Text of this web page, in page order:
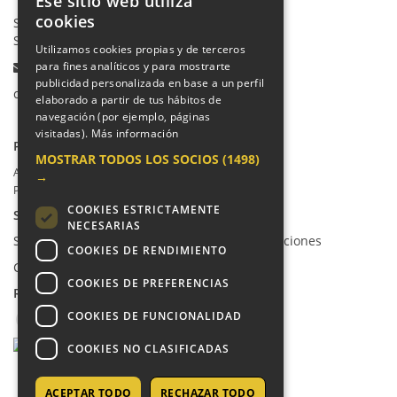
Secretaría Ppal:
Secretaría Infantil:
Email:
colegio@villalkor.com
PRIVACIDAD
Aviso legal / Política de privacidad
Política de cookies
SUGERENCIAS Y CANAL DE DENUNCIAS
Sugerencias, Quejas, Reclamaciones y Felicitaciones
Canal de denuncias
REDES SOCIALES
cookies
Utilizamos cookies propias y de terceros
para fines analíticos y para mostrarte
publicidad personalizada en base a un perfil
elaborado a partir de tus hábitos de
navegación (por ejemplo, páginas
visitadas). Más información
MOSTRAR TODOS LOS SOCIOS (1498)
→
COOKIES ESTRICTAMENTE
NECESARIAS
COOKIES DE RENDIMIENTO
COOKIES DE PREFERENCIAS
COOKIES DE FUNCIONALIDAD
COOKIES NO CLASIFICADAS
ACEPTAR TODO RECHAZAR TODO